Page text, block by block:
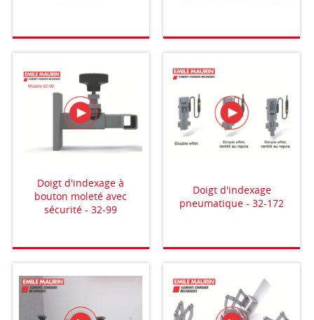
Doigt d'indexage à
bouton moleté avec
sécurité - 32-99
Doigt d'indexage
pneumatique - 32-172